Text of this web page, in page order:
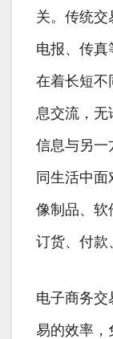
关。传统交
电报、传真
在着长短不
息交流，无
信息与另一
同生活中
像制品、软
订货、付款
电子商务交
易的效率，